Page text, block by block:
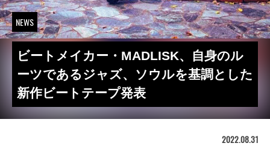
NEWS
ビートメイカー・MADLISK、自身のル
ーツであるジャズ、ソウルを基調とした
新作ビートテープ発表
2022.08.31